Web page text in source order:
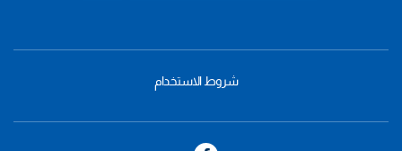
footer
شروط الاستخدام